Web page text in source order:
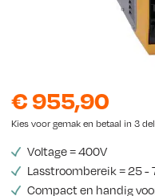
€955,90
Kies voor gemak en betaal in 3
Voltage = 400V
Lasstroombereik = 25 -
Compact en handig